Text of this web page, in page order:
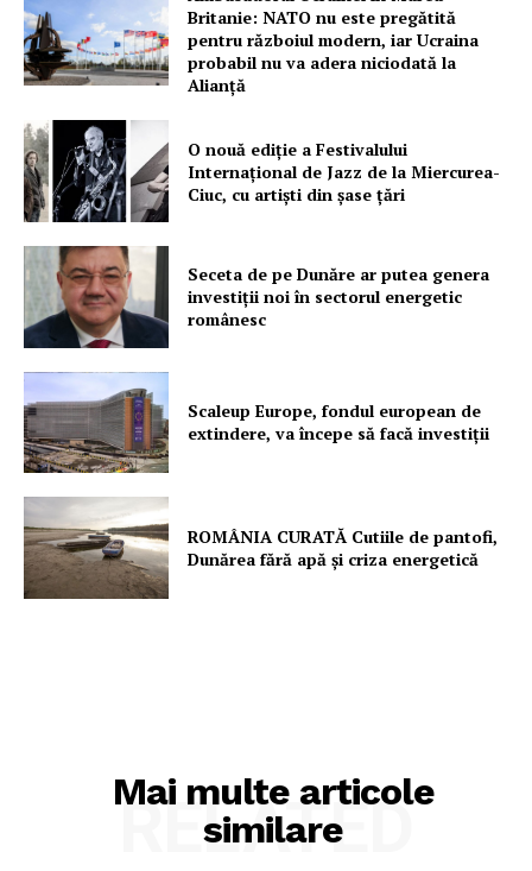
Britanie: NATO nu este pregătită
pentru războiul modern, iar Ucraina
probabil nu va adera niciodată la
Alianță
O nouă ediţie a Festivalului
Internaţional de Jazz de la Miercurea-
Ciuc, cu artişti din şase ţări
Seceta de pe Dunăre ar putea genera
investiții noi în sectorul energetic
românesc
Scaleup Europe, fondul european de
extindere, va începe să facă investiții
ROMÂNIA CURATĂ Cutiile de pantofi,
Dunărea fără apă și criza energetică
Mai multe articole
similare
RELATED